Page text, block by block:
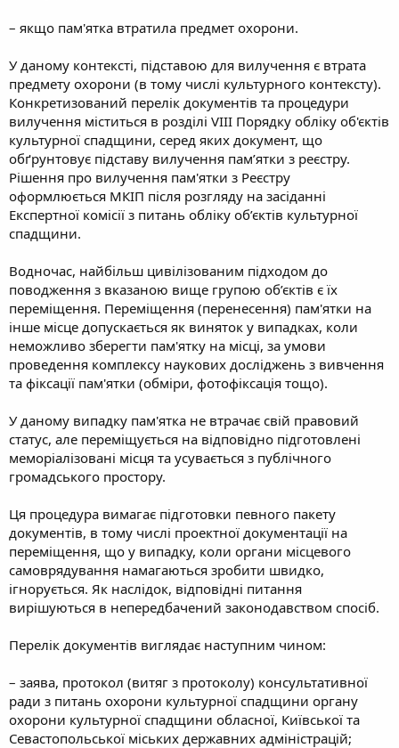
– якщо пам'ятка втратила предмет охорони.
У даному контексті, підставою для вилучення є втрата
предмету охорони (в тому числі культурного контексту).
Конкретизований перелік документів та процедури
вилучення міститься в розділі VIII Порядку обліку об'єктів
культурної спадщини, серед яких документ, що
обґрунтовує підставу вилучення пам’ятки з реєстру.
Рішення про вилучення пам'ятки з Реєстру
оформлюється МКІП після розгляду на засіданні
Експертної комісії з питань обліку об’єктів культурної
спадщини.
Водночас, найбільш цивілізованим підходом до
поводження з вказаною вище групою об’єктів є їх
переміщення. Переміщення (перенесення) пам'ятки на
інше місце допускається як виняток у випадках, коли
неможливо зберегти пам'ятку на місці, за умови
проведення комплексу наукових досліджень з вивчення
та фіксації пам'ятки (обміри, фотофіксація тощо).
У даному випадку пам'ятка не втрачає свій правовий
статус, але переміщується на відповідно підготовлені
меморіалізовані місця та усувається з публічного
громадського простору.
Ця процедура вимагає підготовки певного пакету
документів, в тому числі проектної документації на
переміщення, що у випадку, коли органи місцевого
самоврядування намагаються зробити швидко,
ігнорується. Як наслідок, відповідні питання
вирішуються в непередбачений законодавством спосіб.
Перелік документів виглядає наступним чином:
– заява, протокол (витяг з протоколу) консультативної
ради з питань охорони культурної спадщини органу
охорони культурної спадщини обласної, Київської та
Севастопольської міських державних адміністрацій;